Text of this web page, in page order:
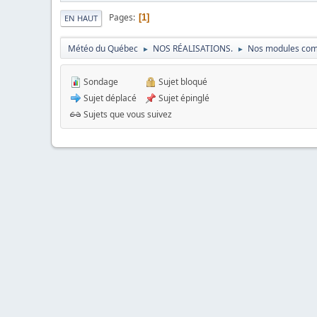
EN HAUT Pages 1
Météo du Québec ► NOS RÉALISATIONS. ► Nos modules
Sondage
Sujet déplacé
Sujet bloqué
Sujet épinglé
Sujets que vous suivez